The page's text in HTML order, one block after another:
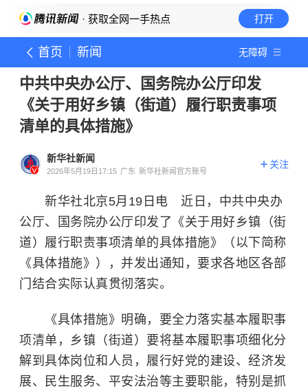
· 获取全网一手热点 打开
首页 新闻 无障碍
中共中央办公厅、国务院办公厅印发
《关于用好乡镇（街道）履行职责事项
清单的具体措施》
新华社新闻
2026年5月19日17:15 广东 新华社新闻官方账号
关注
新华社北京5月19日电 近日，中共中央办
公厅、国务院办公厅印发了《关于用好乡镇（街
道）履行职责事项清单的具体措施》（以下简称
《具体措施》），并发出通知，要求各地区各部
门结合实际认真贯彻落实。
《具体措施》明确，要全力落实基本履职事
项清单，乡镇（街道）要将基本履职事项细化分
解到具体岗位和人员，履行好党的建设、经济发
展、民生服务、平安法治等主要职能，特别是抓